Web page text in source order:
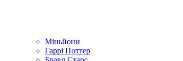
Міньйони
Гаррі Поттер